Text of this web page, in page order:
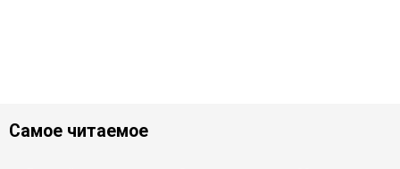
Самое читаемое